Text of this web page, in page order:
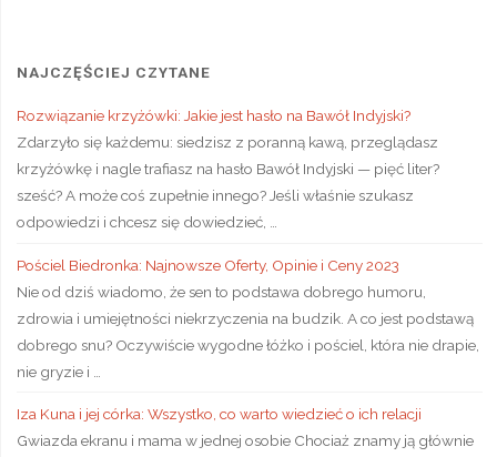
NAJCZĘŚCIEJ CZYTANE
Rozwiązanie krzyżówki: Jakie jest hasło na Bawół Indyjski?
Zdarzyło się każdemu: siedzisz z poranną kawą, przeglądasz
krzyżówkę i nagle trafiasz na hasło Bawół Indyjski — pięć liter?
sześć? A może coś zupełnie innego? Jeśli właśnie szukasz
odpowiedzi i chcesz się dowiedzieć, …
Pościel Biedronka: Najnowsze Oferty, Opinie i Ceny 2023
Nie od dziś wiadomo, że sen to podstawa dobrego humoru,
zdrowia i umiejętności niekrzyczenia na budzik. A co jest podstawą
dobrego snu? Oczywiście wygodne łóżko i pościel, która nie drapie,
nie gryzie i …
Iza Kuna i jej córka: Wszystko, co warto wiedzieć o ich relacji
Gwiazda ekranu i mama w jednej osobie Chociaż znamy ją głównie